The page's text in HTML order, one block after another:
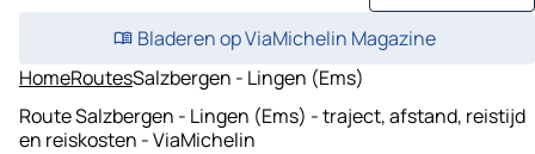
Bladeren op ViaMichelin Magazine
HomeRoutesSalzbergen - Lingen (Ems)
Route Salzbergen - Lingen (Ems) - traject, afstand, reistijd
en reiskosten - ViaMichelin